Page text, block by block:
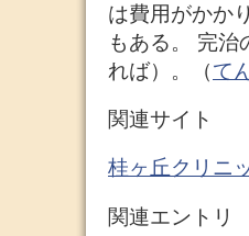
は費用がかか
もある。 完治
れば）。（て
関連サイト
桂ヶ丘クリニ
関連エントリ